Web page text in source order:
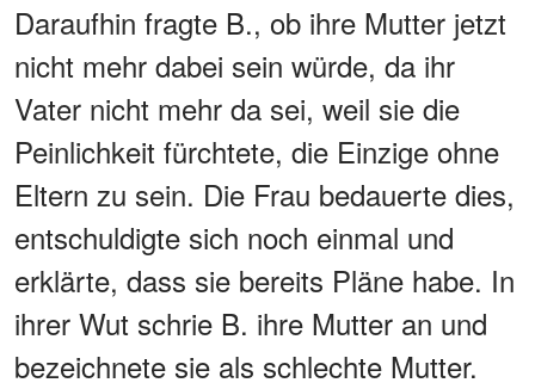
Daraufhin fragte B., ob ihre Mutter jetzt
nicht mehr dabei sein würde, da ihr
Vater nicht mehr da sei, weil sie die
Peinlichkeit fürchtete, die Einzige ohne
Eltern zu sein. Die Frau bedauerte dies,
entschuldigte sich noch einmal und
erklärte, dass sie bereits Pläne habe. In
ihrer Wut schrie B. ihre Mutter an und
bezeichnete sie als schlechte Mutter.